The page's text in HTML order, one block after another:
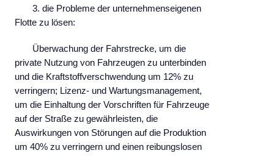
3. die Probleme der unternehmenseigenen
Flotte zu lösen:
Überwachung der Fahrstrecke, um die
private Nutzung von Fahrzeugen zu unterbinden
und die Kraftstoffverschwendung um 12% zu
verringern; Lizenz- und Wartungsmanagement,
um die Einhaltung der Vorschriften für Fahrzeuge
auf der Straße zu gewährleisten, die
Auswirkungen von Störungen auf die Produktion
um 40% zu verringern und einen reibungslosen